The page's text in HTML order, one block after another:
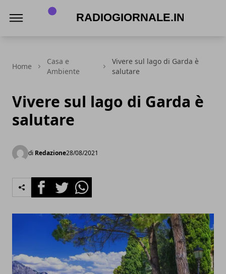
Home
Casa e
Ambiente
Vivere sul lago di Garda è
salutare
Vivere sul lago di Garda è
salutare
di Redazione28/08/2021
FacebookTwitterWhatsapp